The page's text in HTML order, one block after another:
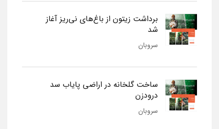
برداشت زیتون از باغ‌های نی‌ریز آغاز
شد
سروبان
ساخت گلخانه در اراضی پایاب سد
درودزن
سروبان